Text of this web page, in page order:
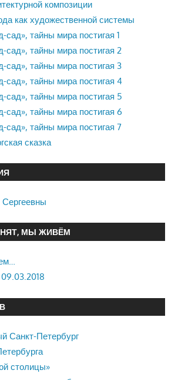
композиции
как художественной системы
сад», тайны мира постигая 1
сад», тайны мира постигая 2
сад», тайны мира постигая 3
сад», тайны мира постигая 4
сад», тайны мира постигая 5
сад», тайны мира постигая 6
сад», тайны мира постигая 7
сказка
МЫ ЖИВЁМ
Санкт-Петербург
столицы»